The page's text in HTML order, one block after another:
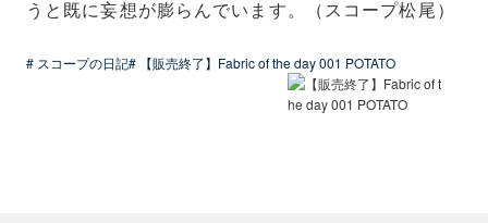
うと既に妄想が膨らんでいます。（スコープ松尾）
# スコープの日記# 【販売終了】Fabric of the day 001 POTATO